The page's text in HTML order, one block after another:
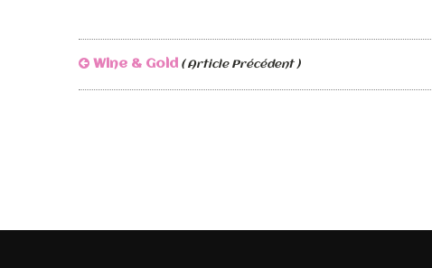
Wine & Gold ( Article Précédent )